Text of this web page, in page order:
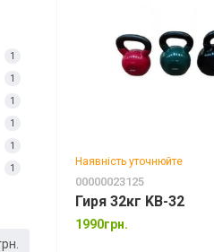
1
1
1
1
1
1
Наявність уточнюйте
00000023125
Гиря 32кг KB-32
1990грн.